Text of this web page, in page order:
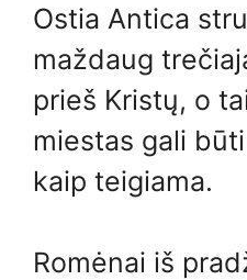
Ostia Antica
maždaug
prieš Kristų, o
miestas gali
kaip teigiama.
Romėnai iš